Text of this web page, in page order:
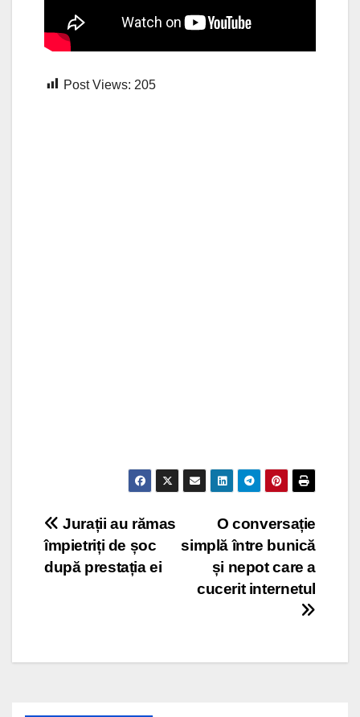
Post Views: 205
Post
navigation
O conversație
simplă între bunică
și nepot care a
cucerit internetul
Jurații au rămas
împietriți de șoc
după prestația ei